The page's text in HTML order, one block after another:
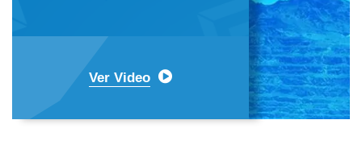
Ver Video